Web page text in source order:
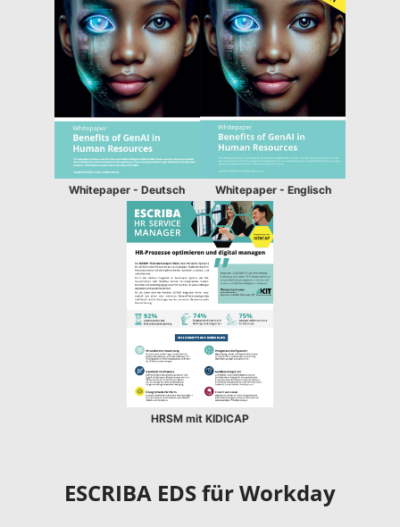
Whitepaper - Deutsch Whitepaper - Englisch
HRSM mit KIDICAP
ESCRIBA EDS für Workday